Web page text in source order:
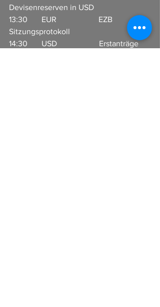
Devisenreserven in USD
13:30       EUR                     EZB
Sitzungsprotokoll
14:30       USD                     Erstanträge